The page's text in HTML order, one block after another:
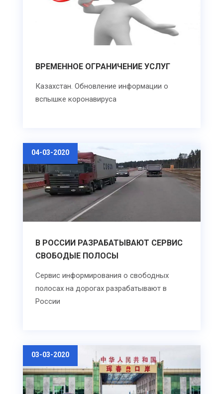
ВРЕМЕННОЕ ОГРАНИЧЕНИЕ УСЛУГ
Казахстан. Обновление информации о
вспышке коронавируса
04-03-2020
В РОССИИ РАЗРАБАТЫВАЮТ СЕРВИС
СВОБОДЫЕ ПОЛОСЫ
Сервис информирования о свободных
полосах на дорогах разрабатывают в
России
03-03-2020